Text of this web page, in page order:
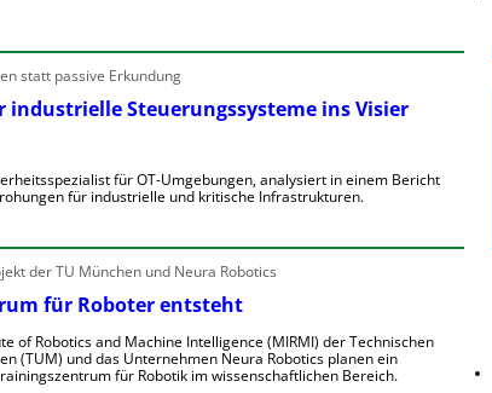
statt passive Erkundung
industrielle Steuerungssysteme ins Visier
für OT-Umgebungen, analysiert in einem Bericht
für industrielle und kritische Infrastrukturen.
der TU München und Neura Robotics
für Roboter entsteht
of Robotics and Machine Intelligence (MIRMI) der Technischen
(TUM) und das Unternehmen Neura Robotics planen ein
für Robotik im wissenschaftlichen Bereich.